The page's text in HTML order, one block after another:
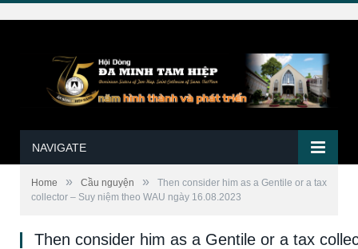
NAVIGATE
Home » Cầu nguyện »
Then consider him as a Gentile or a tax
collector – Suy niệm theo WAU ngày 16.08.2023
Then consider him as a Gentile or a tax